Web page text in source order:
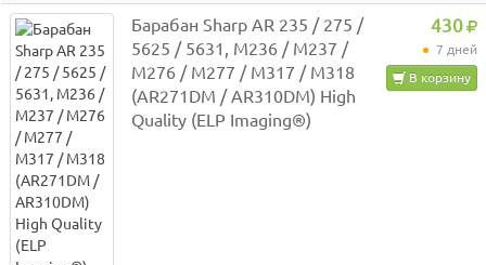
Барабан Sharp AR 235 / 275 /
5625 / 5631, M236 / M237 /
M276 / M277 / M317 / M318
(AR271DM / AR310DM) High
Quality (ELP Imaging®)
430
7 дней
В корзину